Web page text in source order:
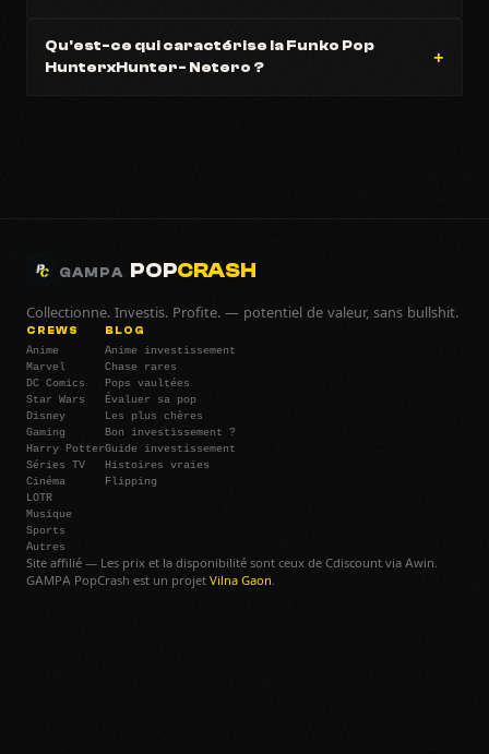
Qu'est-ce qui caractérise la Funko Pop
HunterxHunter- Netero ?
GAMPA POPCRASH
Collectionne. Investis. Profite. — potentiel de valeur, sans bullshit.
CREWS
Anime
Marvel
DC Comics
Star Wars
Disney
Gaming
Harry Potter
Séries TV
Cinéma
LOTR
Musique
Sports
Autres
BLOG
Anime investissement
Chase rares
Pops vaultées
Évaluer sa pop
Les plus chères
Bon investissement ?
Guide investissement
Histoires vraies
Flipping
Site affilié — Les prix et la disponibilité sont ceux de Cdiscount via Awin.
GAMPA PopCrash est un projet Vilna Gaon.